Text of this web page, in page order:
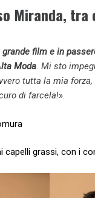
Miranda, tra
film e in
Moda. Mi sto
tutta la mia forza,
di farcela!».
capelli grassi, con i